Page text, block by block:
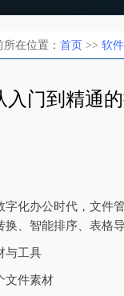
所在位置： 首页 >> 软
入门到精通
字化办公时代，文件
换、智能排序、表格
与工具
文件素材